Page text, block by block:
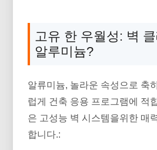
고유 한 우월성: 벽
알루미늄?
알류미늄, 놀라운 속성으로 축
럽게 건축 응용 프로그램에 적
은 고성능 벽 시스템을위한 매
합니다.: